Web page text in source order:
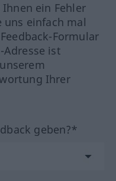
ein Fehler
uns einfach mal
Formular
Adresse ist
Ihrer
geben?*